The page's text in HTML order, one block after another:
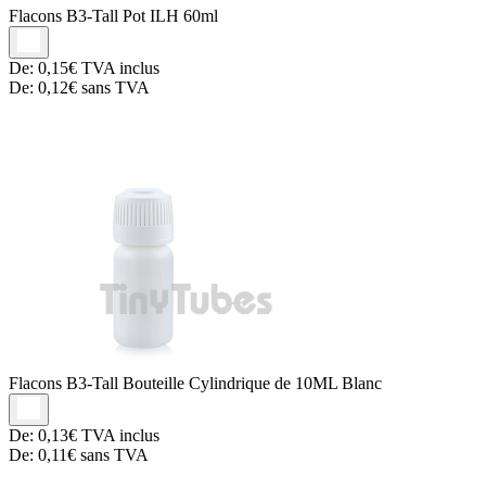
Flacons B3-Tall Pot ILH 60ml
De: 0,15€ TVA inclus
De: 0,12€ sans TVA
Flacons B3-Tall Bouteille Cylindrique de 10ML Blanc
De: 0,13€ TVA inclus
De: 0,11€ sans TVA